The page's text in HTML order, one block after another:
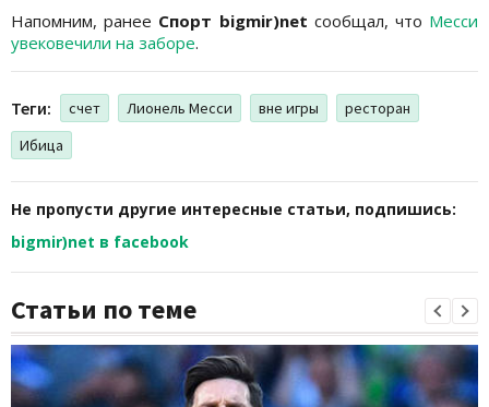
Напомним, ранее Спорт bigmir)net сообщал, что Месси
увековечили на заборе.
Теги: счет Лионель Месси вне игры
ресторан
Ибица
Не пропусти другие интересные статьи, подпишись:
bigmir)net в facebook
Статьи по теме